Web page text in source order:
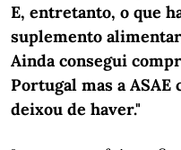
E, entretanto, o que
suplemento
Ainda consegui
Portugal mas a ASAE
deixou de haver."